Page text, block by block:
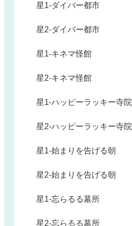
星1-ダイバー都市
星2-ダイバー都市
星1-キネマ怪館
星2-キネマ怪館
星1-ハッピーラッキー寺院
星2-ハッピーラッキー寺院
星1-始まりを告げる朝
星2-始まりを告げる朝
星1-忘らるる墓所
星2-忘らるる墓所